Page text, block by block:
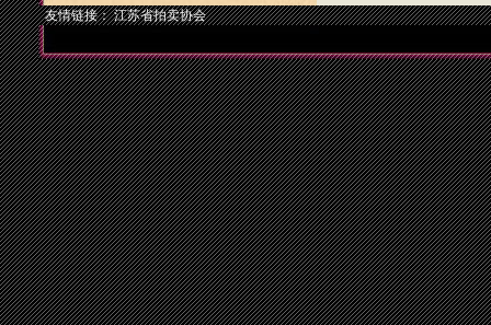
友情链接：江苏省拍卖协会